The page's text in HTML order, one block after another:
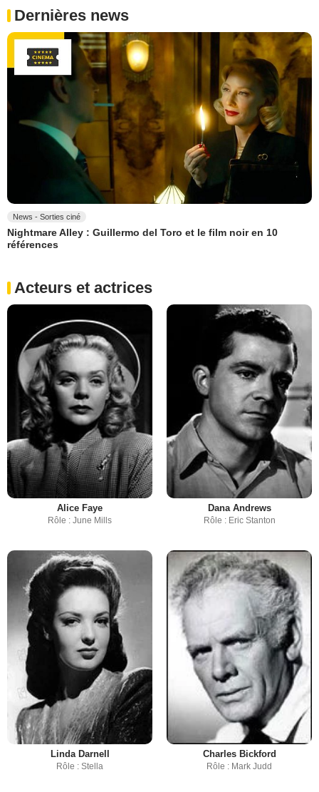
Dernières news
News - Sorties ciné
Nightmare Alley : Guillermo del Toro et le film noir en 10
références
Acteurs et actrices
Alice Faye
Rôle : June Mills
Dana Andrews
Rôle : Eric Stanton
Linda Darnell
Rôle : Stella
Charles Bickford
Rôle : Mark Judd